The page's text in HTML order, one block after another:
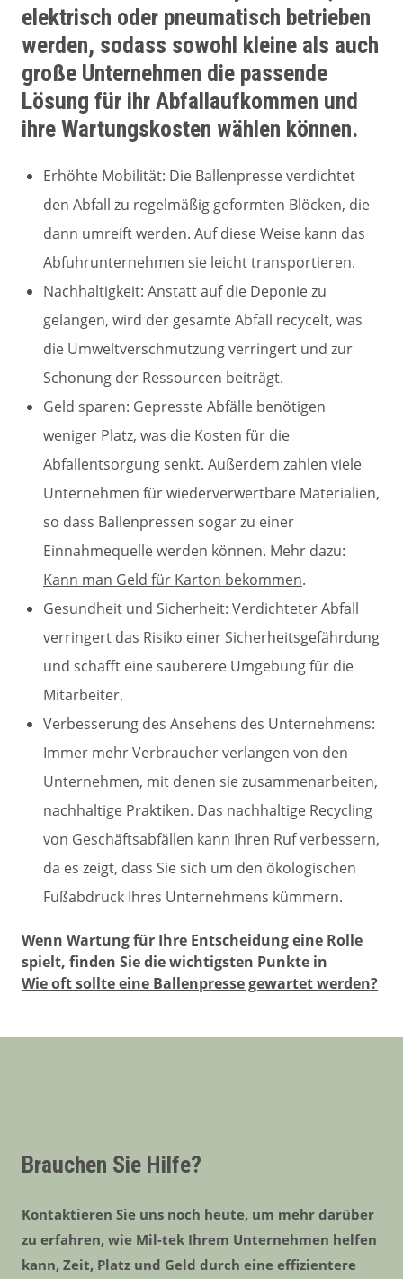
elektrisch oder pneumatisch betrieben
werden, sodass sowohl kleine als auch
große Unternehmen die passende
Lösung für ihr Abfallaufkommen und
ihre Wartungskosten wählen können.
Erhöhte Mobilität: Die Ballenpresse verdichtet
den Abfall zu regelmäßig geformten Blöcken, die
dann umreift werden. Auf diese Weise kann das
Abfuhrunternehmen sie leicht transportieren.
Nachhaltigkeit: Anstatt auf die Deponie zu
gelangen, wird der gesamte Abfall recycelt, was
die Umweltverschmutzung verringert und zur
Schonung der Ressourcen beiträgt.
Geld sparen: Gepresste Abfälle benötigen
weniger Platz, was die Kosten für die
Abfallentsorgung senkt. Außerdem zahlen viele
Unternehmen für wiederverwertbare Materialien,
so dass Ballenpressen sogar zu einer
Einnahmequelle werden können. Mehr dazu:
Kann man Geld für Karton bekommen.
Gesundheit und Sicherheit: Verdichteter Abfall
verringert das Risiko einer Sicherheitsgefährdung
und schafft eine sauberere Umgebung für die
Mitarbeiter.
Verbesserung des Ansehens des Unternehmens:
Immer mehr Verbraucher verlangen von den
Unternehmen, mit denen sie zusammenarbeiten,
nachhaltige Praktiken. Das nachhaltige Recycling
von Geschäftsabfällen kann Ihren Ruf verbessern,
da es zeigt, dass Sie sich um den ökologischen
Fußabdruck Ihres Unternehmens kümmern.
Wenn Wartung für Ihre Entscheidung eine Rolle
spielt, finden Sie die wichtigsten Punkte in
Wie oft sollte eine Ballenpresse gewartet werden?
Brauchen Sie Hilfe?
Kontaktieren Sie uns noch heute, um mehr darüber
zu erfahren, wie Mil-tek Ihrem Unternehmen helfen
kann, Zeit, Platz und Geld durch eine effizientere